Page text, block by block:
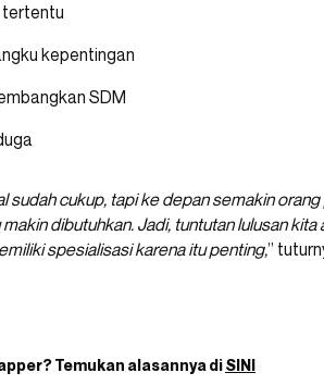
tertentu
kepentingan
SDM
sudah cukup, tapi ke depan semakin
dibutuhkan. Jadi, tuntutan lulusan
spesialisasi karena itu penting,”
Temukan alasannya diSINI